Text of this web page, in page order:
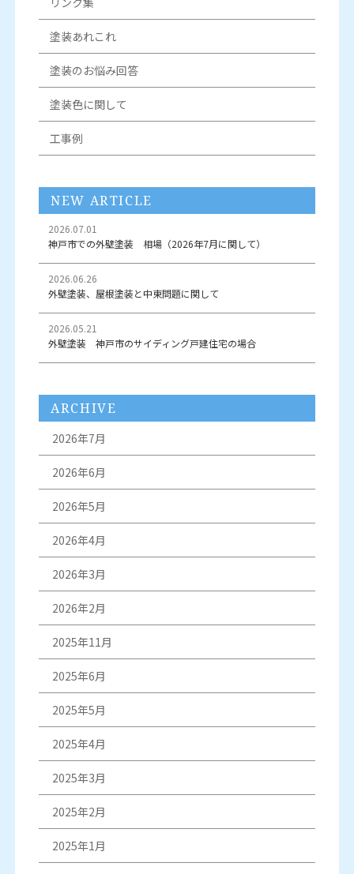
塗装あれこれ
塗装のお悩み回答
塗装色に関して
工事例
NEW ARTICLE
2026.07.01
神戸市での外壁塗装 相場（2026年7月に関して）
2026.06.26
外壁塗装、屋根塗装と中東問題に関して
2026.05.21
外壁塗装 神戸市のサイディング戸建住宅の場合
ARCHIVE
2026年7月
2026年6月
2026年5月
2026年4月
2026年3月
2026年2月
2025年11月
2025年6月
2025年5月
2025年4月
2025年3月
2025年2月
2025年1月